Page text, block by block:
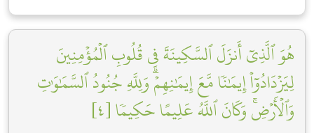
هُوَ ٱلَّذِيٓ أَنزَلَ ٱلسَّكِينَةَ فِي قُلُوبِ ٱلۡمُؤۡمِنِينَ
لِيَزۡدَادُوٓاْ إِيمَٰنٗا مَّعَ إِيمَٰنِهِمۡۗ وَلِلَّهِ جُنُودُ ٱلسَّمَٰوَٰتِ
وَٱلۡأَرۡضِۚ وَكَانَ ٱللَّهُ عَلِيمًا حَكِيمٗا [٤]